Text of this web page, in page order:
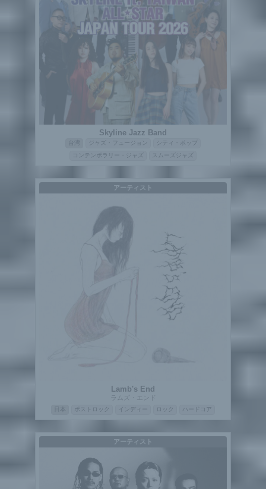
Skyline Jazz Band
ジャズ・フュージョン
シティ・ポップ
コンテンポラリー・ジャズ
スムーズジャズ
アーティスト
Lamb's End
ラムズ・エンド
ポストロック インディー ロック ハードコア
アーティスト